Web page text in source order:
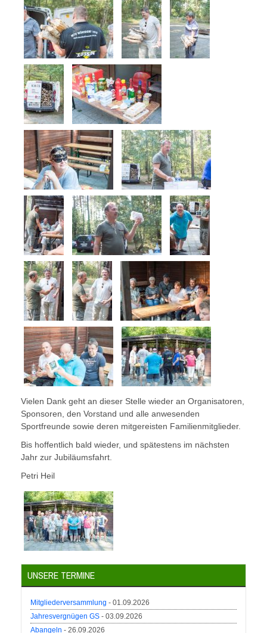
Vielen Dank geht an dieser Stelle wieder an Organisatoren,
Sponsoren, den Vorstand und alle anwesenden
Sportfreunde sowie deren mitgereisten Familienmitglieder.
Bis hoffentlich bald wieder, und spätestens im nächsten
Jahr zur Jubiläumsfahrt.
Petri Heil
UNSERE TERMINE
Mitgliederversammlung - 01.09.2026
Jahresvergnügen GS - 03.09.2026
Abangeln - 26.09.2026